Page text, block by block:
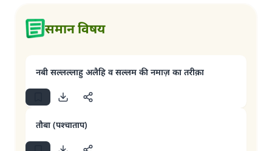
समान विषय
नबी सल्लल्लाहु अलैहि व सल्लम की नमाज़ का तरीक़ा
तौबा (पश्चाताप)